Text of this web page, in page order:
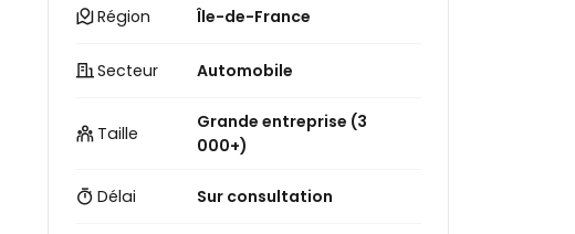
Région Île-de-France
Secteur Automobile
Taille
Grande entreprise (3
000+)
Délai Sur consultation